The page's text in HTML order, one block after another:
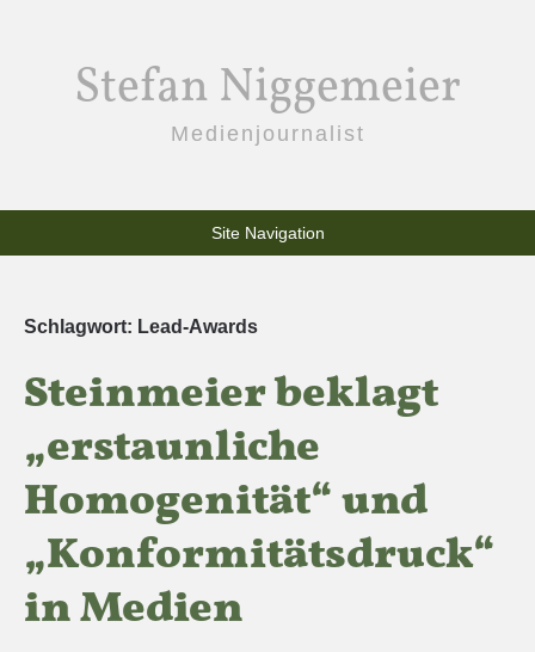
Stefan Niggemeier
Medienjournalist
Site Navigation
Schlagwort: Lead-Awards
Steinmeier beklagt
„erstaunliche
Homogenität“ und
„Konformitätsdruck“
in Medien